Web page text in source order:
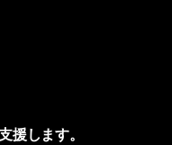
援します。